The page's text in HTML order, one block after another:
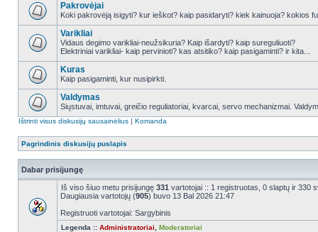
Pakrovėjai
Koki pakrovėją isigyti? kur ieškot? kaip pasidaryti? kiek kainuoja? kokios
Varikliai
Vidaus degimo varikliai-neužsikuria? Kaip išardyti? kaip sureguliuoti?
Elektriniai varikliai- kaip pervinioti? kas atsitiko? kaip pasigaminti? ir kita...
Kuras
Kaip pasigaminti, kur nusipirkti.
Valdymas
Siųstuvai, imtuvai, greičio reguliatoriai, kvarcai, servo mechanizmai.
Ištrinti visus diskusijų sausainėlius | Komanda
Pagrindinis diskusijų puslapis
Dabar prisijungę
Iš viso šiuo metu prisijungę 331 vartotojai :: 1 registruotas, 0 slaptų ir 330
Daugiausia vartotojų (905) buvo 13 Bal 2026 21:47
Registruoti vartotojai: Sargybinis
Legenda :: Administratoriai Moderatoriai